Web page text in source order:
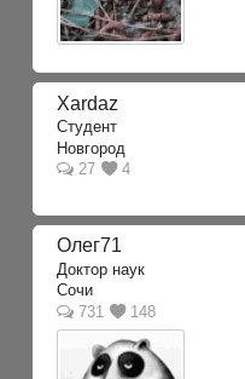
Xardaz
Студент
Новгород
27
4
Олег71
Доктор наук
Сочи
731
148